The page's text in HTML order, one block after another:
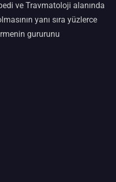
ve Travmatoloji alanında
yanı sıra yüzlerce
gururunu